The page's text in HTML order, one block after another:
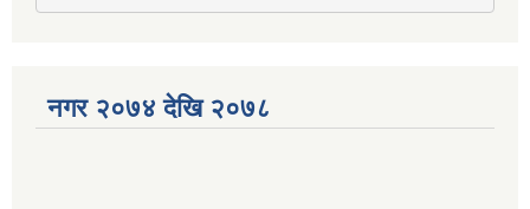
नगर २०७४ देखि २०७८